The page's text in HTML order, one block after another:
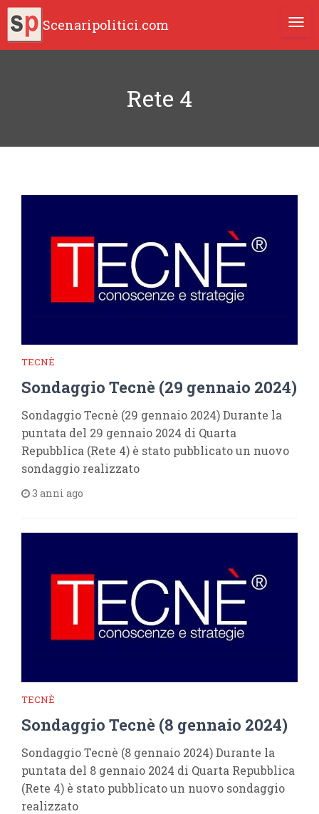
Scenaripolitici.com
Rete 4
TECNÈ
Sondaggio Tecnè (29 gennaio 2024)
Sondaggio Tecnè (29 gennaio 2024) Durante la
puntata del 29 gennaio 2024 di Quarta
Repubblica (Rete 4) è stato pubblicato un nuovo
sondaggio realizzato
3 anni ago
TECNÈ
Sondaggio Tecnè (8 gennaio 2024)
Sondaggio Tecnè (8 gennaio 2024) Durante la
puntata del 8 gennaio 2024 di Quarta Repubblica
(Rete 4) è stato pubblicato un nuovo sondaggio
realizzato